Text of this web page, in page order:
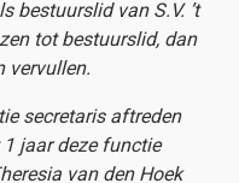
bestuurslid van S.V. ’t
tot bestuurslid, dan
vervullen.
secretaris aftreden
jaar deze functie
van den Hoek